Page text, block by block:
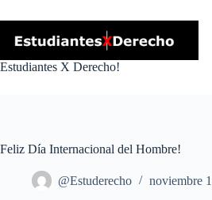
to
content
Estudiantes X Derecho!
Feliz Día Internacional del Hombre!
@Estuderecho noviembre